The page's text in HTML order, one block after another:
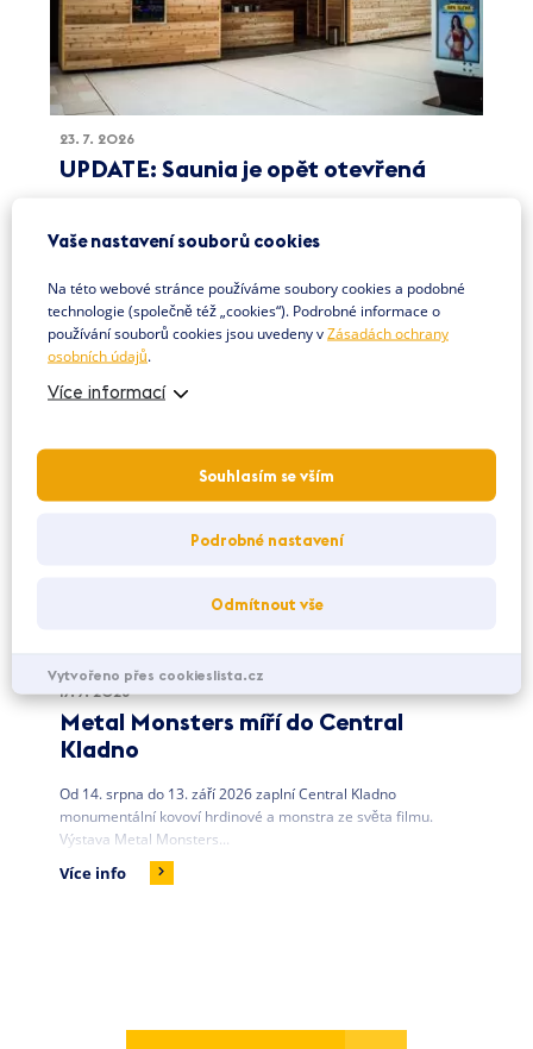
23. 7. 2026
UPDATE: Saunia je opět otevřená
mříži byla odstraněna a Saunia je znovu v provozu.
17. 7. 2026
Metal Monsters míří do Central
Kladno
Od 14. srpna do 13. září 2026 zaplní Central Kladno
monumentální kovoví hrdinové a monstra ze světa filmu.
Výstava Metal Monsters...
Více info
Vaše nastavení souborů cookies
Na této webové stránce používáme soubory cookies a podobné
technologie (společně též „cookies“). Podrobné informace o
používání souborů cookies jsou uvedeny v Zásadách ochrany
osobních údajů.
Více informací
Souhlasím se vším
Podrobné nastavení
Odmítnout vše
Vytvořeno přes cookieslista.cz